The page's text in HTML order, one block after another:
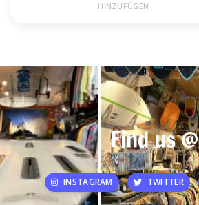
HINZUFÜGEN
Find us @
INSTAGRAM TWITTER